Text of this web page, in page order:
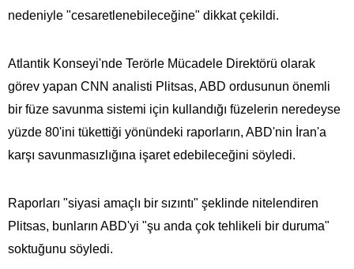
nedeniyle "cesaretlenebileceğine" dikkat çekildi.
Atlantik Konseyi'nde Terörle Mücadele Direktörü olarak
görev yapan CNN analisti Plitsas, ABD ordusunun önemli
bir füze savunma sistemi için kullandığı füzelerin neredeyse
yüzde 80'ini tükettiği yönündeki raporların, ABD'nin İran'a
karşı savunmasızlığına işaret edebileceğini söyledi.
Raporları "siyasi amaçlı bir sızıntı" şeklinde nitelendiren
Plitsas, bunların ABD'yi "şu anda çok tehlikeli bir duruma"
soktuğunu söyledi.